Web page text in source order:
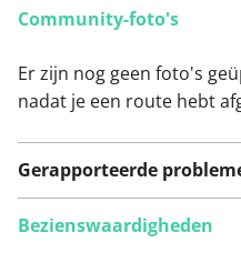
Community-foto's
Er zijn nog geen foto's
nadat je een route hebt
Gerapporteerde
Bezienswaardigheden